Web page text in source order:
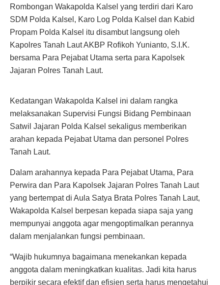
Rombongan Wakapolda Kalsel yang terdiri dari Karo
SDM Polda Kalsel, Karo Log Polda Kalsel dan Kabid
Propam Polda Kalsel itu disambut langsung oleh
Kapolres Tanah Laut AKBP Rofikoh Yunianto, S.I.K.
bersama Para Pejabat Utama serta para Kapolsek
Jajaran Polres Tanah Laut.
Kedatangan Wakapolda Kalsel ini dalam rangka
melaksanakan Supervisi Fungsi Bidang Pembinaan
Satwil Jajaran Polda Kalsel sekaligus memberikan
arahan kepada Pejabat Utama dan personel Polres
Tanah Laut.
Dalam arahannya kepada Para Pejabat Utama, Para
Perwira dan Para Kapolsek Jajaran Polres Tanah Laut
yang bertempat di Aula Satya Brata Polres Tanah Laut,
Wakapolda Kalsel berpesan kepada siapa saja yang
mempunyai anggota agar mengoptimalkan perannya
dalam menjalankan fungsi pembinaan.
“Wajib hukumnya bagaimana menekankan kepada
anggota dalam meningkatkan kualitas. Jadi kita harus
berpikir secara efektif dan efisien serta harus mengetahui